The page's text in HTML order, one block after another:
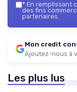
* En remplissant
des fins
partenaires.
Mon credit
Ajoutez-nous à
Les plus lus